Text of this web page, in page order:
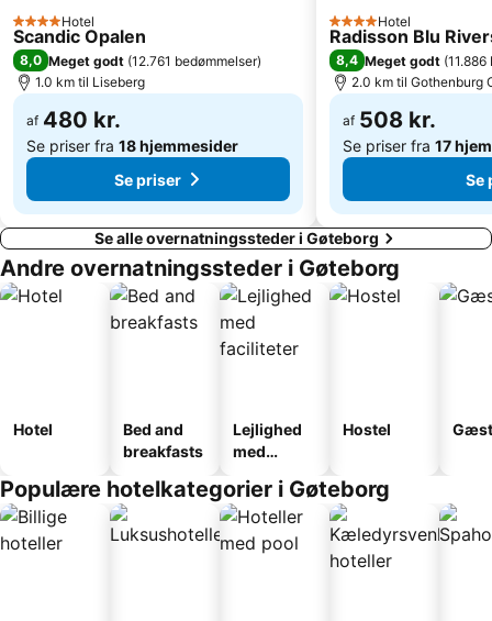
4 Stjerner
Hotel
Scandic Opalen
8,0 Meget godt (12.761 bedømmelser)
1.0 km til Liseberg
af 480 kr.
Se priser fra 18 hjemmesider
Se priser
4 Stjerner
Hotel
Radisson Blu
8,4 Meget godt (11.886
2.0 km til Gothenburg
af 508 kr.
Se priser fra 17
Se
Se alle overnatningssteder i Gøteborg
Andre overnatningssteder i Gøteborg
Hotel
Bed and
breakfasts
Lejlighed
med
Hostel
Populære hotelkategorier i Gøteborg